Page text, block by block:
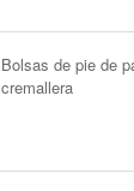
Bolsas de pie de
cremallera